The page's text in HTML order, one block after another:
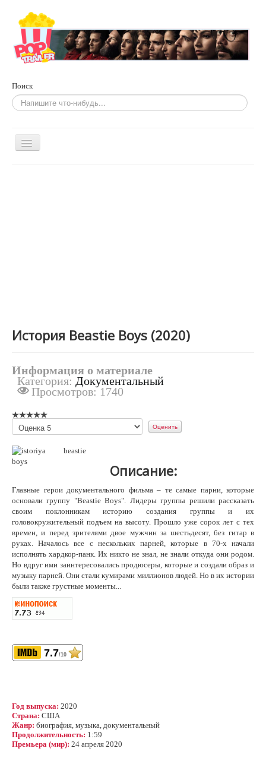
Поиск
Включить/
История Beastie Boys (2020)
Информация о материале
Категория: Документальный
Просмотров: 1740
Пожалуйста,
оцените
Описание:
Главные герои документального фильма – те самые парни, которые
основали группу "Beastie Boys". Лидеры группы решили рассказать
своим поклонникам историю создания группы и их
головокружительный подъем на высоту. Прошло уже сорок лет с тех
времен, и перед зрителями двое мужчин за шестьдесят, без гитар в
руках. Началось все с нескольких парней, которые в 70-х начали
исполнять хардкор-панк. Их никто не знал, не знали откуда они родом.
Но вдруг ими заинтересовались продюсеры, которые и создали образ и
музыку парней. Они стали кумирами миллионов людей. Но в их истории
были также грустные моменты...
7.7/10
Год выпуска: 2020
Страна: США
Жанр: биография, музыка, документальный
Продолжительность: 1:59
Премьера (мир): 24 апреля 2020